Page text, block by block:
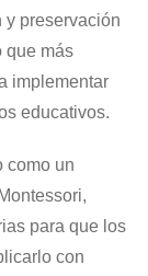
y preservación
que más
implementar
educativos.
como un
para que los
con